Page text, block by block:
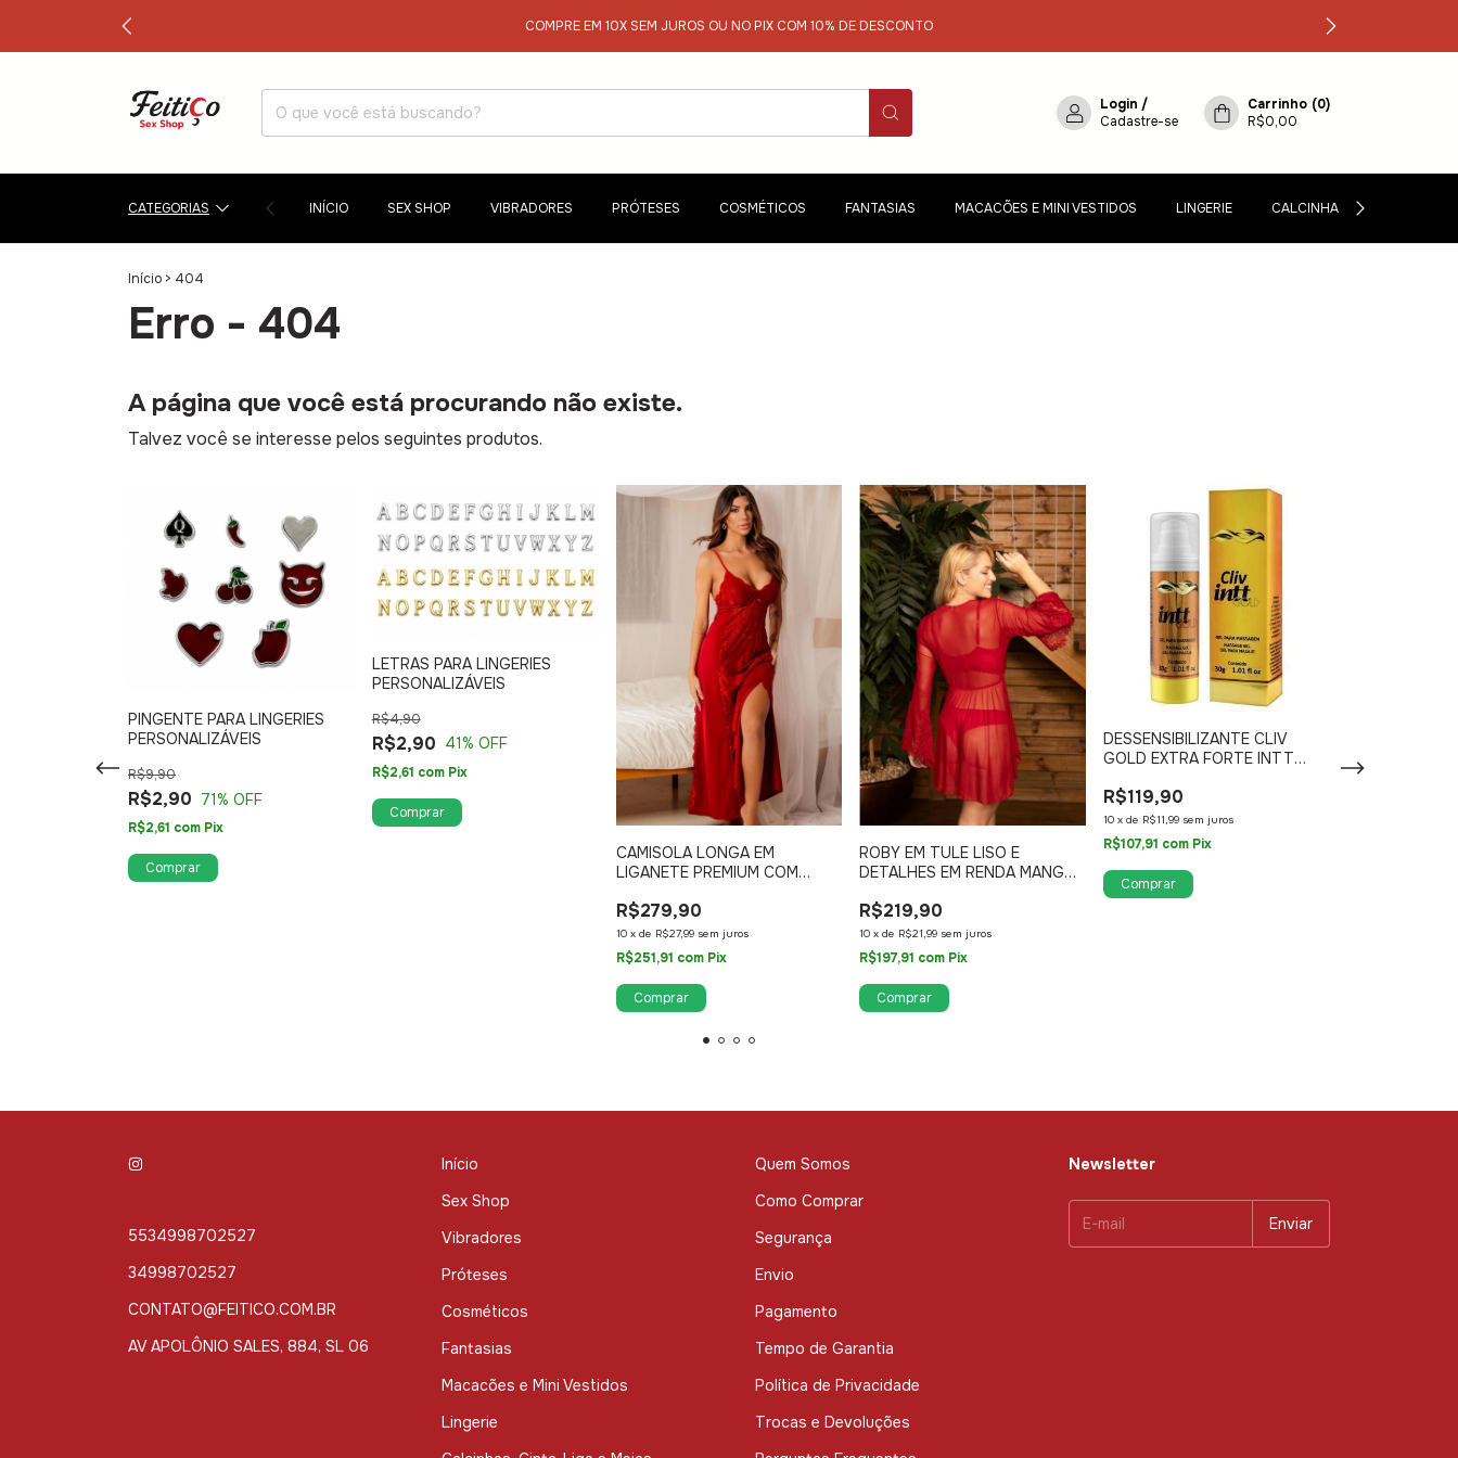
COMPRE EM 10X SEM JUROS OU NO PIX COM 10% DE DESCONTO
Login /
Cadastre-se
Carrinho (0)
R$0,00
CATEGORIAS INÍCIO SEX SHOP VIBRADORES PRÓTESES COSMÉTICOS FANTASIAS MACACÕES E MINI VESTIDOS LINGERIE CALCINHAS, CINTA-LIGA E
Início > 404
Erro - 404
A página que você está procurando não existe.
Talvez você se interesse pelos seguintes produtos.
PINGENTE PARA LINGERIES
PERSONALIZÁVEIS
R$2,90
R$9,90
71% OFF
R$2,61 com Pix
Comprar
LETRAS PARA LINGERIES
PERSONALIZÁVEIS
R$2,90
R$4,90
41% OFF
R$2,61 com Pix
Comprar
CAMISOLA LONGA EM
LIGANETE PREMIUM COM
FRENTE
R$279,90
10 x de R$27,99 sem juros
R$251,91 com Pix
Comprar
ROBY EM TULE LISO E
DETALHES EM RENDA MANGA
R$219,90
10 xde R$21,99 sem juros
R$197,91 com Pix
Comprar
DESSENSIBILIZANTE CLIV
GOLD EXTRA FORTE INTT
R$119,90
10 xde R$11,99 sem juros
R$107,91 com Pix
SABOR
5534998702527
34998702527
CONTATO@FEITICO.COM.BR
AV APOLÔNIO SALES, 884, SL 06
Início
Sex Shop
Vibradores
Próteses
Cosméticos
Fantasias
Macacões e Mini Vestidos
Lingerie
Quem Somos
Como Comprar
Segurança
Envio
Pagamento
Tempo de Garantia
Política de Privacidade
Trocas e Devoluções
Newsletter